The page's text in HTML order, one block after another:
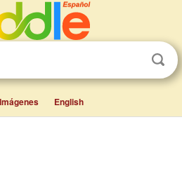
Imágenes English